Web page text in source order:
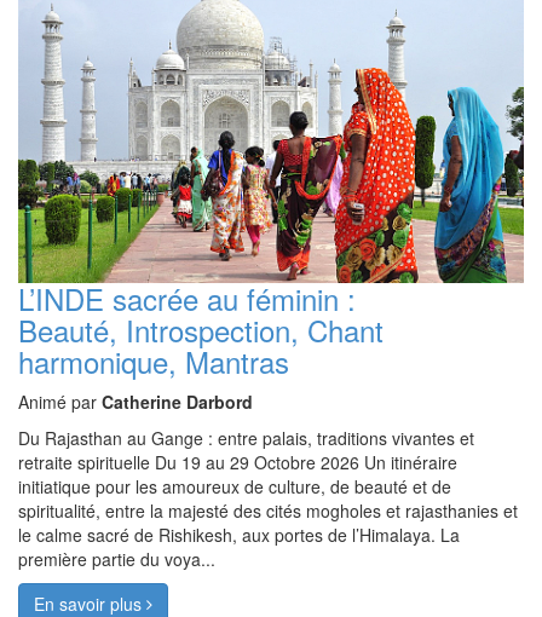
L’INDE sacrée au féminin :
Beauté, Introspection, Chant
harmonique, Mantras
Animé par Catherine Darbord
Du Rajasthan au Gange : entre palais, traditions vivantes et
retraite spirituelle Du 19 au 29 Octobre 2026 Un itinéraire
initiatique pour les amoureux de culture, de beauté et de
spiritualité, entre la majesté des cités mogholes et rajasthanies et
le calme sacré de Rishikesh, aux portes de l’Himalaya. La
première partie du voya...
En savoir plus